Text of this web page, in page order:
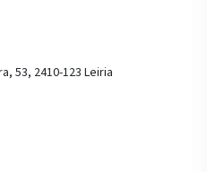
53, 2410-123 Leiria